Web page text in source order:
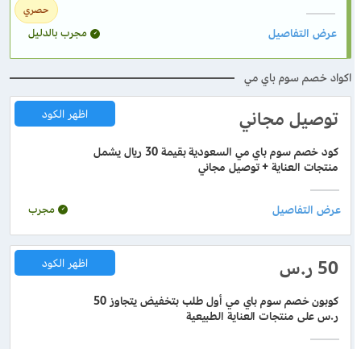
حصري
مجرب بالدليل
اكواد خصم سوم باي مي
توصيل مجاني
كود خصم سوم باي مي السعودية بقيمة 30 ريال يشمل
منتجات العناية + توصيل مجاني
اظهر الكود
مجرب
50 ر.س
كوبون خصم سوم باي مي أول طلب بتخفيض يتجاوز 50
ر.س على منتجات العناية الطبيعية
اظهر الكود